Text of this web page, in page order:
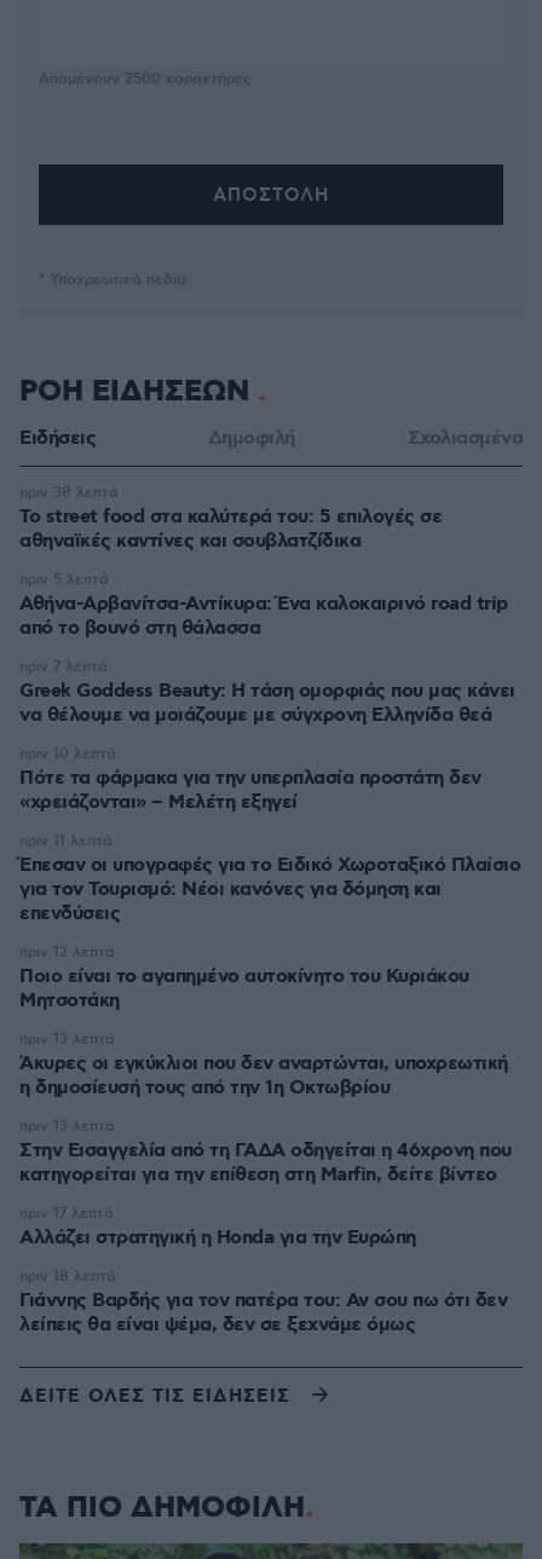
Απομένουν 2500 χαρακτήρες
* Υποχρεωτικά πεδία
ΡΟΗ ΕΙΔΗΣΕΩΝ
Ειδήσεις Δημοφιλή Σχολιασμένα
Το street food στα καλύτερά του: 5 επιλογές σε
αθηναϊκές καντίνες και σουβλατζίδικα
πριν 38 λεπτά
Αθήνα-Αρβανίτσα-Αντίκυρα: Ένα καλοκαιρινό road trip
από το βουνό στη θάλασσα
πριν 5 λεπτά
Greek Goddess Beauty: Η τάση ομορφιάς που μας κάνει
να θέλουμε να μοιάζουμε με σύγχρονη Ελληνίδα θεά
πριν 7 λεπτά
Πότε τα φάρμακα για την υπερπλασία προστάτη δεν
«χρειάζονται» – Μελέτη εξηγεί
πριν 10 λεπτά
Έπεσαν οι υπογραφές για το Ειδικό Χωροταξικό Πλαίσιο
για τον Τουρισμό: Νέοι κανόνες για δόμηση και
επενδύσεις
πριν 11 λεπτά
Ποιο είναι το αγαπημένο αυτοκίνητο του Κυριάκου
Μητσοτάκη
πριν 12 λεπτά
Άκυρες οι εγκύκλιοι που δεν αναρτώνται, υποχρεωτική
η δημοσίευσή τους από την 1η Οκτωβρίου
πριν 13 λεπτά
Στην Εισαγγελία από τη ΓΑΔΑ οδηγείται η 46χρονη που
κατηγορείται για την επίθεση στη Marfin, δείτε βίντεο
πριν 13 λεπτά
Αλλάζει στρατηγική η Honda για την Ευρώπη
πριν 17 λεπτά
Γιάννης Βαρδής για τον πατέρα του: Αν σου πω ότι δεν
λείπεις θα είναι ψέμα, δεν σε ξεχνάμε όμως
πριν 18 λεπτά
ΔΕΙΤΕ ΟΛΕΣ ΤΙΣ ΕΙΔΗΣΕΙΣ
ΤΑ ΠΙΟ ΔΗΜΟΦΙΛΗ